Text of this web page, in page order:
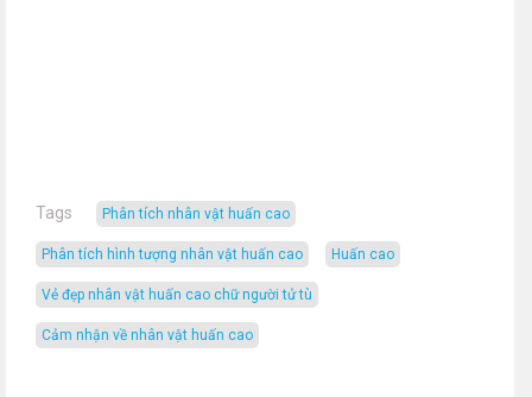
Tags phân tích nhân vật huấn cao
phân tích hình tượng nhân vật huấn cao huấn cao
vẻ đẹp nhân vật huấn cao chữ người tử tù
cảm nhận về nhân vật huấn cao